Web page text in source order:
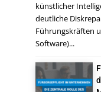
künstlicher
deutliche
Führungskräften
Software)...